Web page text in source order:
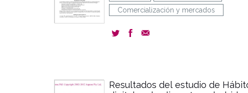
Comercialización y mercados
Resultados del estudio de